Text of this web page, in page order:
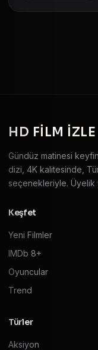
HD FILM IZLE
Gündüz matinesi
dizi, 4K kalitesinde,
seçenekleriyle.
Keşfet
Yeni Filmler
IMDb 8+
Oyuncular
Trend
Türler
Aksiyon